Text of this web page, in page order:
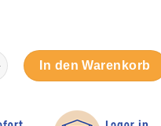
Rand - Bügelbild Menge
In den Warenkorb